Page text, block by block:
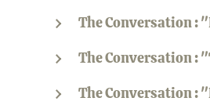
The Conversation :
The Conversation :
The Conversation :